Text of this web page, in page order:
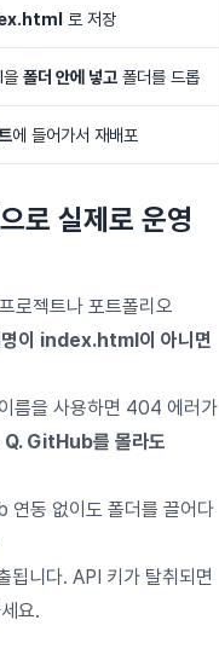
로 저장
폴더 안에 넣고 폴더를 드롭
에 들어가서 재배포
로 실제로 운영
로젝트나 포트폴리오
명이 index.html이 아니면
름을 사용하면 404 에러가
Q. GitHub를 몰라도
동 없이도 폴더를 끌어다
됩니다. API 키가 탈취되면
요.